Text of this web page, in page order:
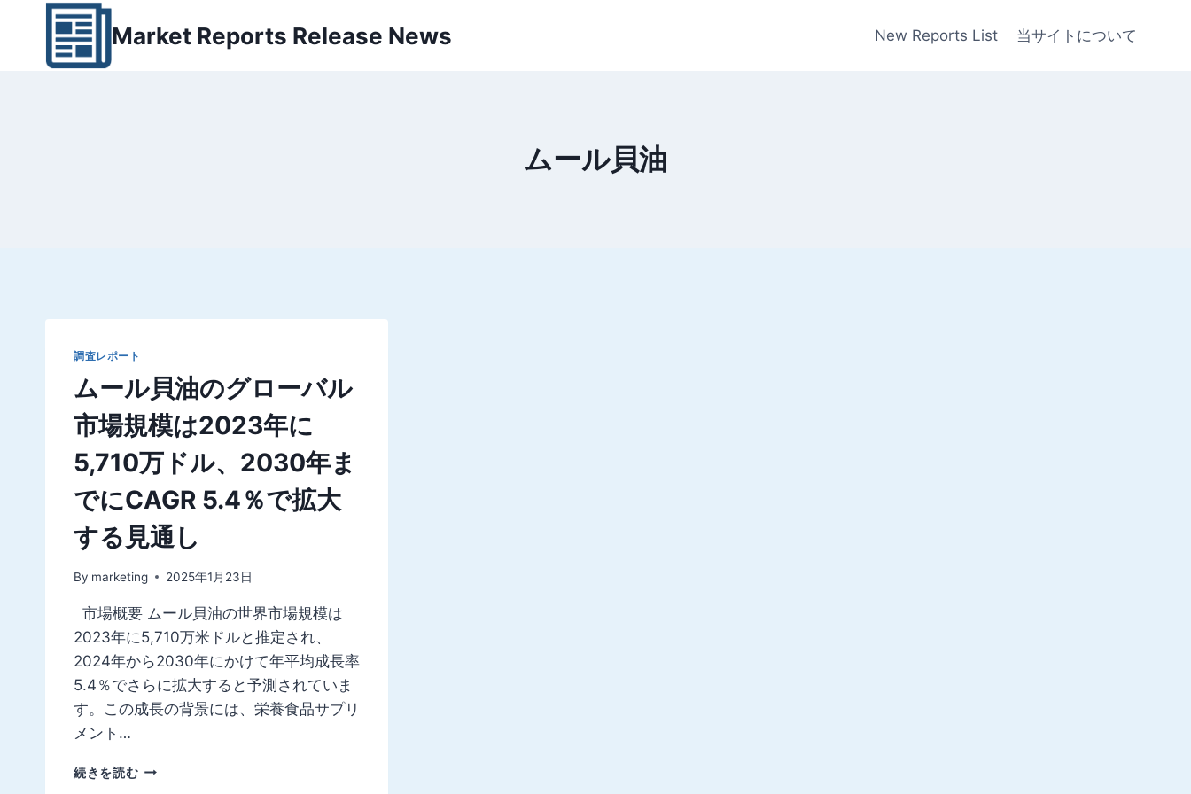
Market Reports Release News New Reports List 当サイトについて
ムール貝油
調査レポート
ムール貝油のグローバル
市場規模は2023年に
5,710万ドル、2030年ま
でにCAGR 5.4％で拡大
する見通し
By marketing 2025年1月23日
市場概要 ムール貝油の世界市場規模は
2023年に5,710万米ドルと推定され、
2024年から2030年にかけて年平均成長率
5.4％でさらに拡大すると予測されていま
す。この成長の背景には、栄養食品サプリ
メント…
続きを読む ム